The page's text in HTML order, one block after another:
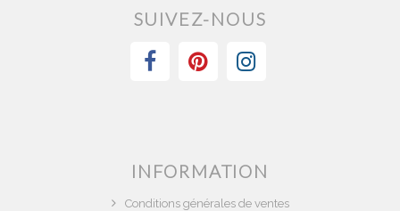
SUIVEZ-NOUS
INFORMATION
Conditions générales de ventes